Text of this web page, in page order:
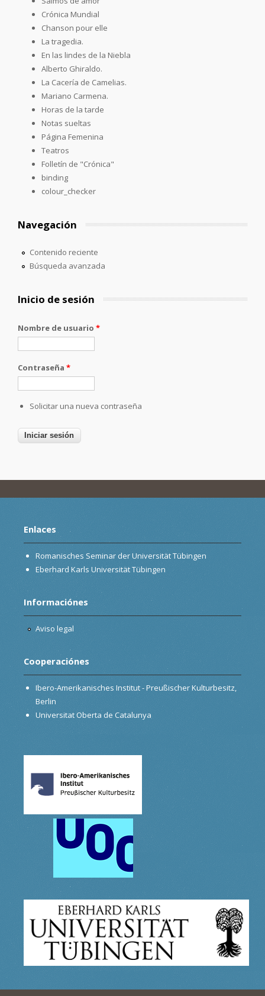
Crónica Mundial
Chanson pour elle
La tragedia.
En las lindes de la Niebla
Alberto Ghiraldo.
La Cacería de Camelias.
Mariano Carmena.
Horas de la tarde
Notas sueltas
Página Femenina
Teatros
Folletín de "Crónica"
binding
colour_checker
Navegación
Contenido reciente
Búsqueda avanzada
Inicio de sesión
Nombre de usuario *
Contraseña *
Solicitar una nueva contraseña
Enlaces
Romanisches Seminar der Universität Tübingen
Eberhard Karls Universität Tübingen
Informaciónes
Aviso legal
Cooperaciónes
Ibero-Amerikanisches Institut - Preußischer Kulturbesitz,
Berlin
Universitat Oberta de Catalunya